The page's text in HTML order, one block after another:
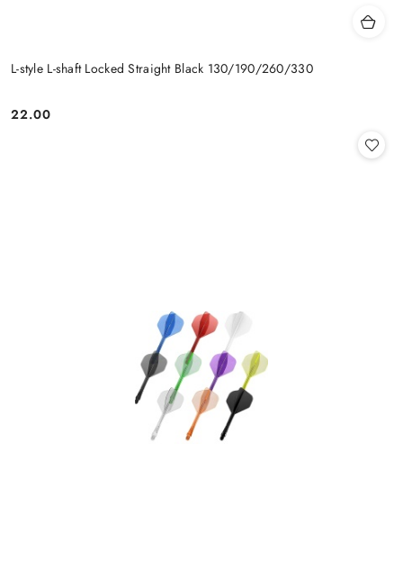
L-style L-shaft Locked Straight Black 130/190/260/330
Cena:
22.00